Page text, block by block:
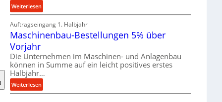
Weiterlesen:
M
a
t
i
l
v
Auftragseingang 1. Halbjahr
Maschinenbau-Bestellungen 5% über
Vorjahr
Die Unternehmen im Maschinen- und Anlagenbau
können in Summe auf ein leicht positives erstes
Halbjahr…
Weiterlesen:
M